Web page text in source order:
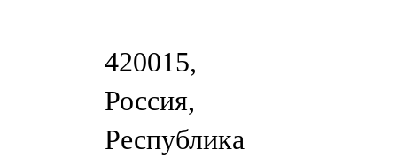
420015,
Россия,
Республика